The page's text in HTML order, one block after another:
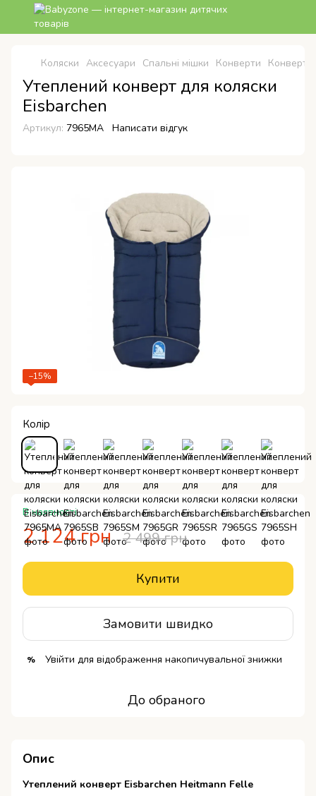
Коляски Аксесуари Спальні мішки Конверти Конверти
Утеплений конверт для коляски
Eisbarchen
Артикул: 7965MA Написати відгук
−15%
Колір
В наявності
2 124 грн 2 499 грн
Купити
Замовити швидко
% Увійти для відображення накопичувальної знижки
До обраного
Опис
Утеплений конверт Eisbarchen Heitmann Felle